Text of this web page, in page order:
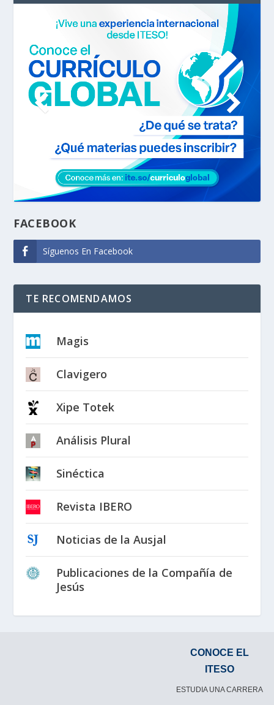
FACEBOOK
Síguenos En Facebook
TE RECOMENDAMOS
Magis
Clavigero
Xipe Totek
Análisis Plural
Sinéctica
Revista IBERO
Noticias de la Ausjal
Publicaciones de la Compañía de
Jesús
CONOCE EL
ITESO
ESTUDIA UNA CARRERA